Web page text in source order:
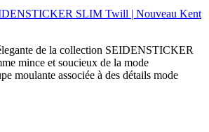
SLIM Twill | Nouveau Kent
de la collection SEIDENSTICKER
mince et soucieux de la mode
moulante associée à des détails mode